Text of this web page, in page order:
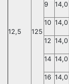
12,5 125
9 14,0
10 14,0
12 14,0
14 14,0
16 14,0